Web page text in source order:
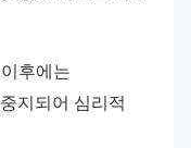
후에는
지되어 심리적